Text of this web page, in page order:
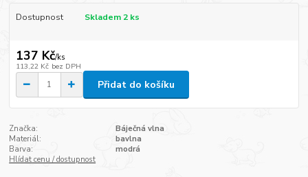
Dostupnost Skladem 2 ks
137 Kč/ks
113,22 Kč bez DPH
Přidat do košíku
Značka:
Báječná vlna
Materiál:
bavlna
Barva:
modrá
Hlídat cenu / dostupnost